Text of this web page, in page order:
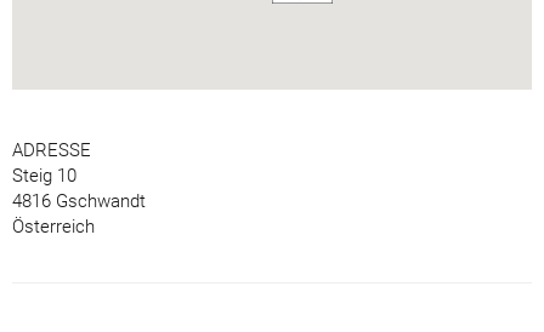
ADRESSE
Steig 10
4816 Gschwandt
Österreich